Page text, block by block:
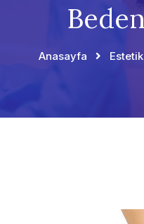
Anasayfa